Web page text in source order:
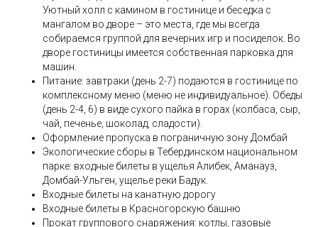
Уютный холл с камином в гостинице и беседка с
мангалом во дворе – это места, где мы всегда
собираемся группой для вечерних игр и посиделок. Во
дворе гостиницы имеется собственная парковка для
машин.
Питание: завтраки (день 2-7) подаются в гостинице по
комплексному меню (меню не индивидуальное). Обеды
(день 2-4, 6) в виде сухого пайка в горах (колбаса, сыр,
чай, печенье, шоколад, сладости).
Оформление пропуска в пограничную зону Домбай
Экологические сборы в Тебердинском национальном
парке: входные билеты в ущелья Алибек, Аманауз,
Домбай-Ульген, ущелье реки Бадук.
Входные билеты на канатную дорогу
Входные билеты в Красногорскую башню
Прокат группового снаряжения: котлы, газовые